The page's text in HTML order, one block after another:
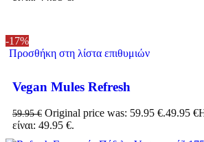
-17%
Προσθήκη στη λίστα επιθυμιών
Vegan Mules Refresh
59.95€ Original price was: 59.95 €.49.95 €
είναι: 49.95 €.